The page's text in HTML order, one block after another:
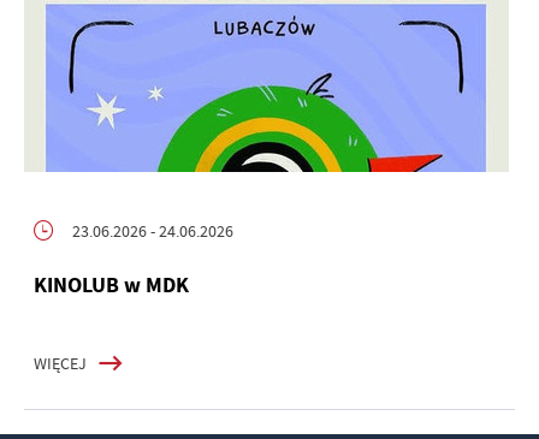
23.06.2026- 24.06.2026
KINOLUB w MDK
WIĘCEJ